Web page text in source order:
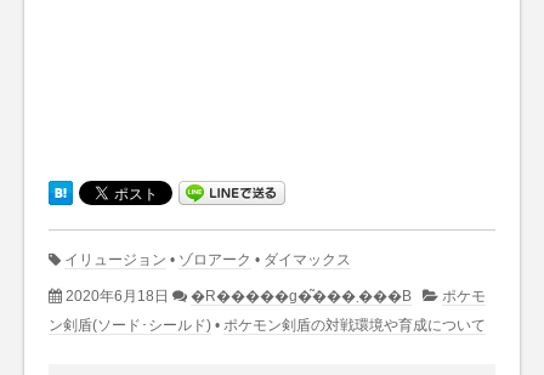
イリュージョン • ゾロアーク • ダイマックス
2020年6月18日 �R�����g�͂���܂���B
ポケモ
ン剣盾(ソード･シールド) • ポケモン剣盾の対戦環境や育成について